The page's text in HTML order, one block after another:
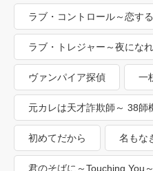
ラブ・コントロール～恋す
ン
ラブ・トレジャー～夜にな
ヴァンパイア探偵 一
元カレは天才詐欺師～ 38師
初めてだから 名もな
君のそばに～Touching You～